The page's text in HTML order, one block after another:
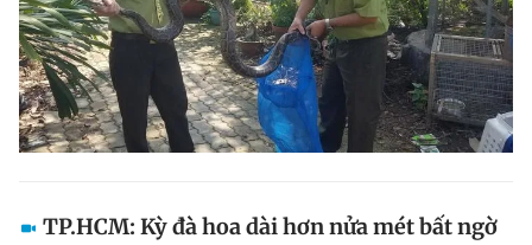
TP.HCM: Kỳ đà hoa dài hơn nửa mét bất ngờ